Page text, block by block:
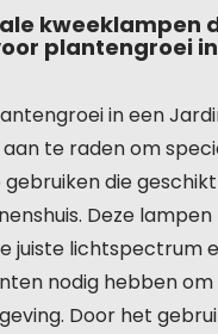
kweeklampen
plantengroei
in een
te raden om
die
Deze lampen
juiste lichtspectrum
nodig hebben
Door het